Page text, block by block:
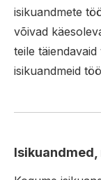
isikuandmete
võivad
teile
isikuandmeid